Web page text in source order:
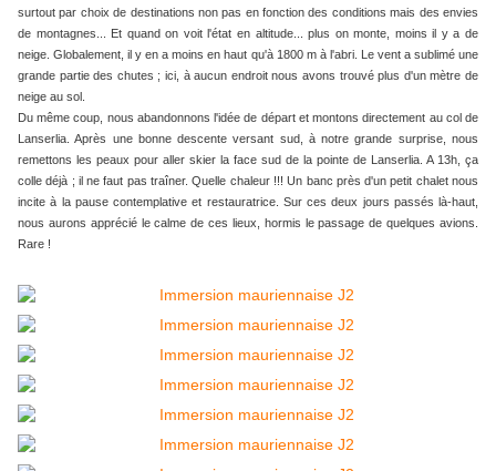
surtout par choix de destinations non pas en fonction des conditions mais des envies
de montagnes... Et quand on voit l'état en altitude... plus on monte, moins il y a de
neige. Globalement, il y en a moins en haut qu'à 1800 m à l'abri. Le vent a sublimé une
grande partie des chutes ; ici, à aucun endroit nous avons trouvé plus d'un mètre de
neige au sol.
Du même coup, nous abandonnons l'idée de départ et montons directement au col de
Lanserlia. Après une bonne descente versant sud, à notre grande surprise, nous
remettons les peaux pour aller skier la face sud de la pointe de Lanserlia. A 13h, ça
colle déjà ; il ne faut pas traîner. Quelle chaleur !!! Un banc près d'un petit chalet nous
incite à la pause contemplative et restauratrice. Sur ces deux jours passés là-haut,
nous aurons apprécié le calme de ces lieux, hormis le passage de quelques avions.
Rare !